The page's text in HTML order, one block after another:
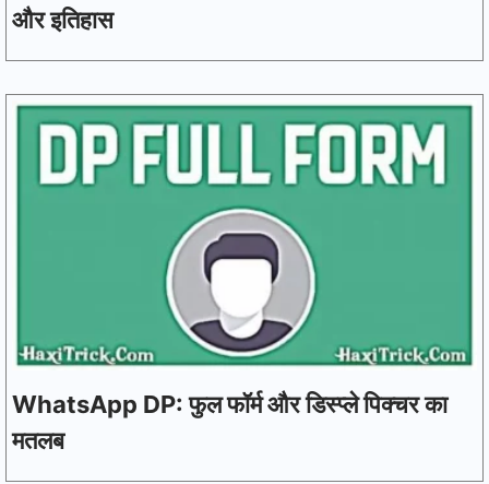
और इतिहास
WhatsApp DP: फुल फॉर्म और डिस्प्ले पिक्चर का
मतलब